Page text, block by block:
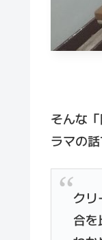
そんな
ラマの
ク
合